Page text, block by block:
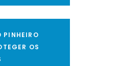
PINHEIRO
OS